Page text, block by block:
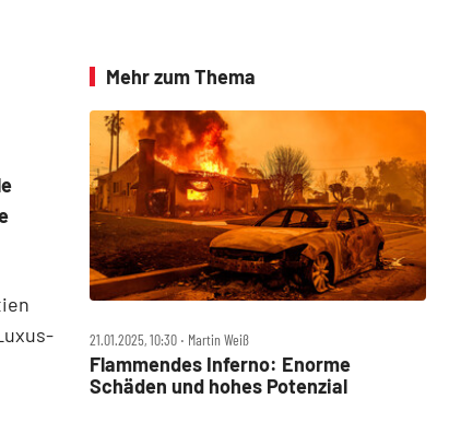
Mehr zum Thema
21.01.2025, 10:30 ‧ Martin Weiß
Flammendes Inferno: Enorme
Schäden und hohes Potenzial